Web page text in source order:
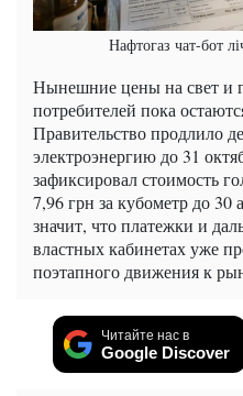
Нафтогаз чат-бот
Нынешние цены на свет и
потребителей пока
Правительство продлило
электроэнергию до 31
зафиксировал стоимость
7,96 грн за кубометр до 30
значит, что платежки и
властных кабинетах уже
поэтапного движения к
Читайте нас в
Google Discover